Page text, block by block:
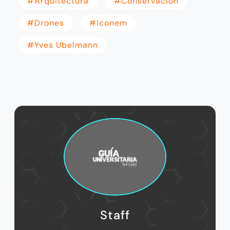
#Drones #iconem
#Yves Ubelmann
Staff